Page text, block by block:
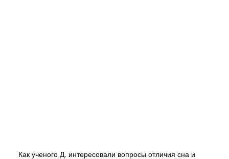
Как ученого Д. интересовали вопросы отличия сна и